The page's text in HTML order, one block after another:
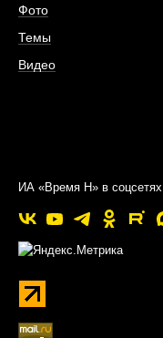
Фото
Темы
Видео
ИА «Время Н» в соцсетях